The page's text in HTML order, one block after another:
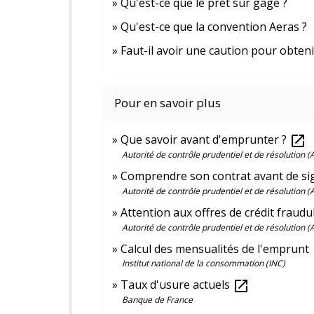
Qu'est-ce que la convention Aeras ?
Faut-il avoir une caution pour
Pour en savoir plus
Que savoir avant d'emprunter ? open_in_new
Autorité de contrôle prudentiel et de résolution
Comprendre son contrat avant de
Autorité de contrôle prudentiel et de résolution
Attention aux offres de crédit
Autorité de contrôle prudentiel et de résolution
Calcul des mensualités de l'emprunt
Institut national de la consommation (INC)
Taux d'usure actuels open_in_new
Banque de France